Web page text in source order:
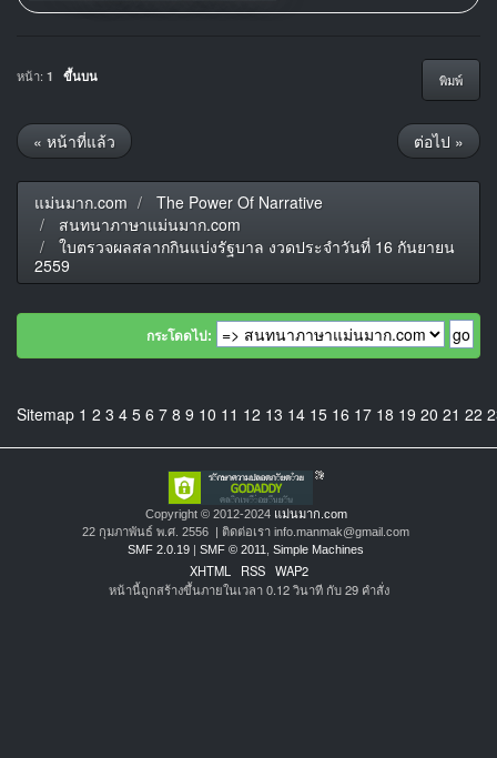
พิมพ์
หน้า: 1 ขึ้นบน
« หน้าที่แล้ว ต่อไป »
แม่นมาก.com
The Power Of Narrative
สนทนาภาษาแม่นมาก.com
ใบตรวจผลสลากกินแบ่งรัฐบาล งวดประจำวันที่ 16 กันยายน
2559
กระโดดไป:
Sitemap 1 2 3 4 5 6 7 8 9 10 11 12 13 14 15 16 17 18 19 20 21 22
Copyright © 2012-2024 แม่นมาก.com
22 กุมภาพันธ์ พ.ศ. 2556 | ติดต่อเรา info.manmak@gmail.com
SMF 2.0.19
SMF © 2011, Simple Machines
XHTML RSS WAP2
หน้านี้ถูกสร้างขึ้นภายในเวลา 0.12 วินาที กับ 29 คำสั่ง